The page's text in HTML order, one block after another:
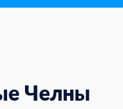
Челны